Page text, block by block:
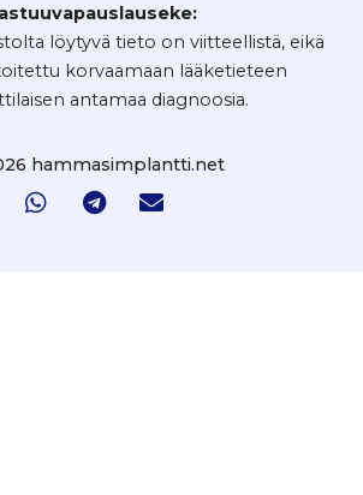
löytyvä tieto on viitteellistä, eikä
korvaamaan lääketieteen
antamaa diagnoosia.
hammasimplantti.net